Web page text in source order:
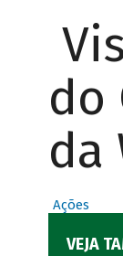
do
da
Ações
VEJA